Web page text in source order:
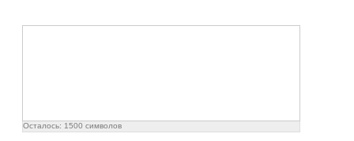
Осталось: 1500 символов